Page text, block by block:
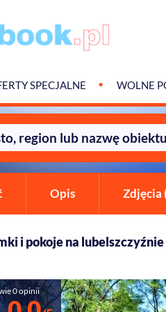
SPECJALNE WOLNE
Opis Zdjęcia
i pokoje na
0 opinii